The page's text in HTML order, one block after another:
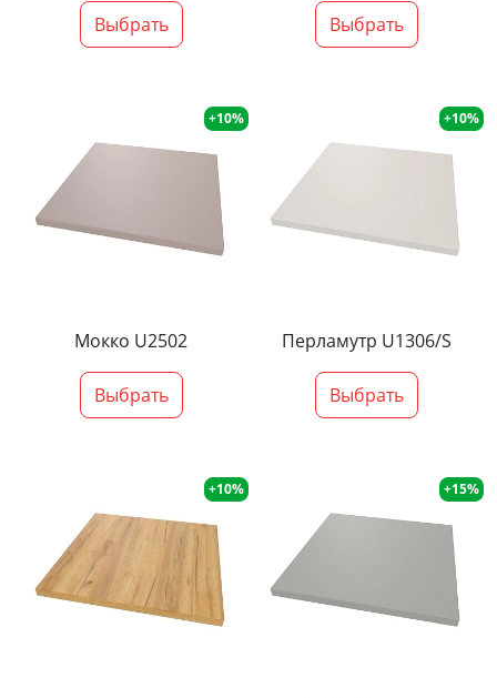
Выбрать Выбрать
+10%
Мокко U2502
Выбрать
+10%
Перламутр U1306/S
Выбрать
+10% +15%